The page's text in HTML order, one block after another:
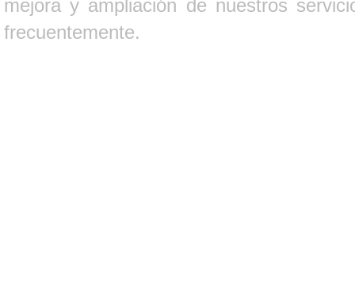
mejora y ampliación de nuestros
frecuentemente.